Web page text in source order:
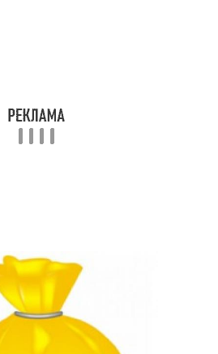
Гранулированная